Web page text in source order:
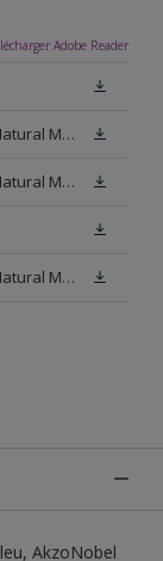
Adobe Reader
Fiche de données de sécurité Cetol BL Natural Mat Hêtre
Fiche de données de sécurité Cetol BL Natural Mat Chêne Clair
Fiche de données de sécurité Cetol BL Natural Mat Chêne Foncé
AkzoNobel